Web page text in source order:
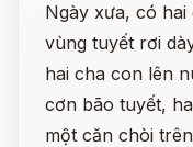
Ngày xưa, có
vùng tuyết rơi
hai cha con lên
cơn bão tuyết,
một căn chòi